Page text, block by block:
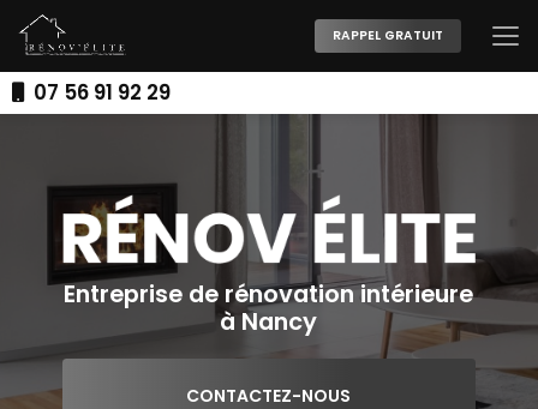
au
contenu
principal07 56 91 92 29
RAPPEL GRATUIT
Entreprise de rénovation intérieure
à Nancy
CONTACTEZ-NOUS